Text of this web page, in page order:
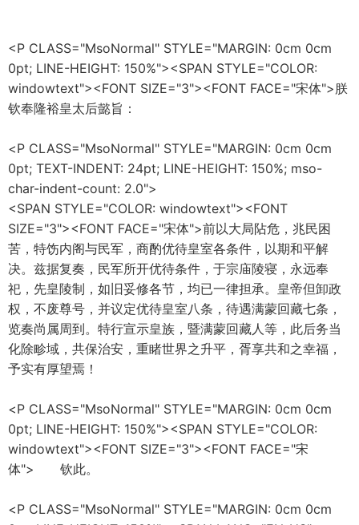
<P CLASS="MsoNormal" STYLE="MARGIN: 0cm 0cm
0pt; LINE-HEIGHT: 150%"><SPAN STYLE="COLOR:
windowtext"><FONT SIZE="3"><FONT FACE="宋体">朕
钦奉隆裕皇太后懿旨：
<P CLASS="MsoNormal" STYLE="MARGIN: 0cm 0cm
0pt; TEXT-INDENT: 24pt; LINE-HEIGHT: 150%; mso-
char-indent-count: 2.0">
<SPAN STYLE="COLOR: windowtext"><FONT
SIZE="3"><FONT FACE="宋体">前以大局阽危，兆民困
苦，特饬内阁与民军，商酌优待皇室各条件，以期和平解
决。兹据复奏，民军所开优待条件，于宗庙陵寝，永远奉
祀，先皇陵制，如旧妥修各节，均已一律担承。皇帝但卸政
权，不废尊号，并议定优待皇室八条，待遇满蒙回藏七条，
览奏尚属周到。特行宣示皇族，暨满蒙回藏人等，此后务当
化除畛域，共保治安，重睹世界之升平，胥享共和之幸福，
予实有厚望焉！
<P CLASS="MsoNormal" STYLE="MARGIN: 0cm 0cm
0pt; LINE-HEIGHT: 150%"><SPAN STYLE="COLOR:
windowtext"><FONT SIZE="3"><FONT FACE="宋
体"> 钦此。
<P CLASS="MsoNormal" STYLE="MARGIN: 0cm 0cm